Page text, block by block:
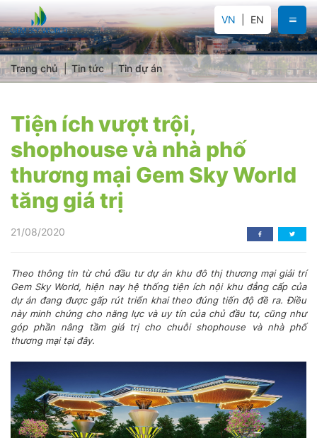
VN EN
Trang chủ Tin tức Tin dự án
Tiện ích vượt trội,
shophouse và nhà phố
thương mại Gem Sky World
tăng giá trị
21/08/2020
Theo thông tin từ chủ đầu tư dự án khu đô thị thương mại giải trí
Gem Sky World, hiện nay hệ thống tiện ích nội khu đẳng cấp của
dự án đang được gấp rút triển khai theo đúng tiến độ đề ra. Điều
này minh chứng cho năng lực và uy tín của chủ đầu tư, cũng như
góp phần nâng tầm giá trị cho chuỗi shophouse và nhà phố
thương mại tại đây.